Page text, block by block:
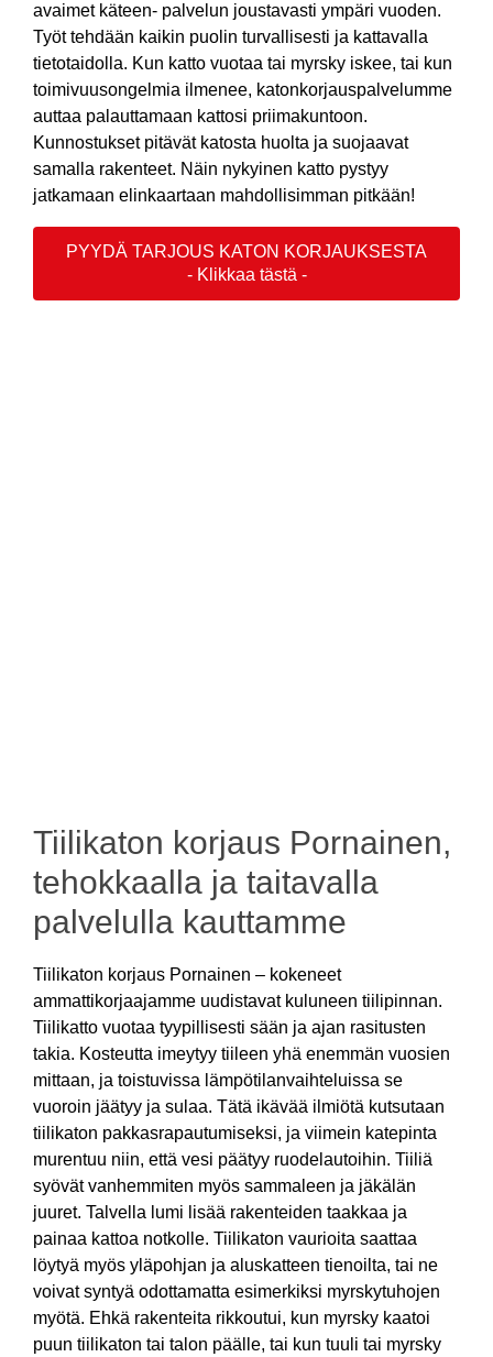
avaimet käteen- palvelun joustavasti ympäri vuoden.
Työt tehdään kaikin puolin turvallisesti ja kattavalla
tietotaidolla. Kun katto vuotaa tai myrsky iskee, tai kun
toimivuusongelmia ilmenee, katonkorjauspalvelumme
auttaa palauttamaan kattosi priimakuntoon.
Kunnostukset pitävät katosta huolta ja suojaavat
samalla rakenteet. Näin nykyinen katto pystyy
jatkamaan elinkaartaan mahdollisimman pitkään!
PYYDÄ TARJOUS KATON KORJAUKSESTA
Tiilikaton korjaus Pornainen,
tehokkaalla ja taitavalla
palvelulla kauttamme
Tiilikaton korjaus Pornainen – kokeneet
ammattikorjaajamme uudistavat kuluneen tiilipinnan.
Tiilikatto vuotaa tyypillisesti sään ja ajan rasitusten
takia. Kosteutta imeytyy tiileen yhä enemmän vuosien
mittaan, ja toistuvissa lämpötilanvaihteluissa se
vuoroin jäätyy ja sulaa. Tätä ikävää ilmiötä kutsutaan
tiilikaton pakkasrapautumiseksi, ja viimein katepinta
murentuu niin, että vesi päätyy ruodelautoihin. Tiiliä
syövät vanhemmiten myös sammaleen ja jäkälän
juuret. Talvella lumi lisää rakenteiden taakkaa ja
painaa kattoa notkolle. Tiilikaton vaurioita saattaa
löytyä myös yläpohjan ja aluskatteen tienoilta, tai ne
voivat syntyä odottamatta esimerkiksi myrskytuhojen
myötä. Ehkä rakenteita rikkoutui, kun myrsky kaatoi
puun tiilikaton tai talon päälle, tai kun tuuli tai myrsky